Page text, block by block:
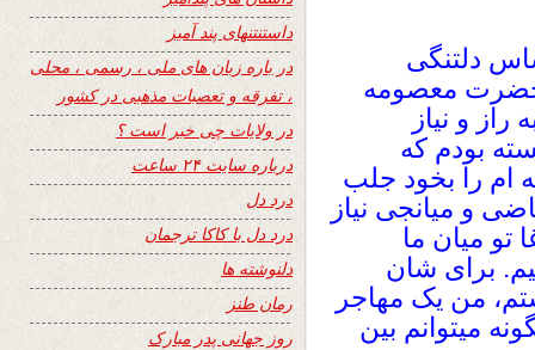
دلتنگی
حضرت معصومه
و نیاز
بودم که
ام را بخود جلب
و میانجی نیاز
تو میان ما
برای شان
من یک مهاجر
میتوانم بین
داستنتنهای پند آمیز
در باره زبان های ملی ، رسمی ، محلی
، تفرقه و تعصبات مذهبی در کشور
در ولایات چی خبر است ؟
درباره سایت ۲۴ ساعت
درد دل
درد دل با کاکا ترجمان
دلنوشته ها
رمان طنز
روز جهانی پدر مبارک